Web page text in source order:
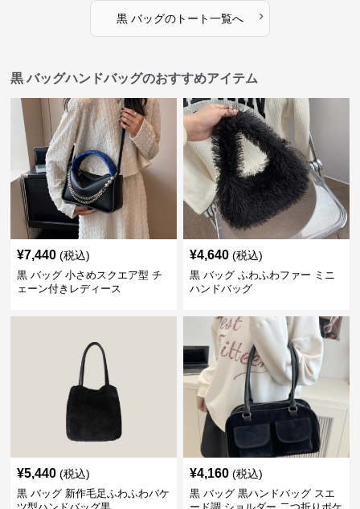
黒 バッグのトート一覧へ ›
黒 バッグハンドバッグのおすすめアイテム
¥7,440 (税込)
黒 バッグ 小さめスクエア型 チ
ェーン付きレディース
¥4,640 (税込)
黒 バッグ ふわふわファー ミニ
ハンドバッグ
¥5,440 (税込)
黒 バッグ 新作毛足ふわふわバケ
¥4,160 (税込)
黒 バッグ 黒ハンドバッグ スエ